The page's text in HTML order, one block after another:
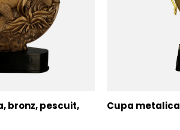
bronz, pescuit,
Cupa